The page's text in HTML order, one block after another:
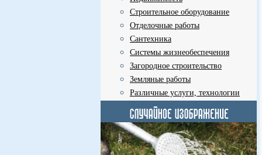
Строительное оборудование
Отделочные работы
Сантехника
Системы жизнеобеспечения
Загородное строительство
Земляные работы
Различные услуги, технологии